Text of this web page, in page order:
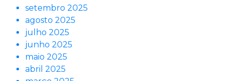
setembro 2025
agosto 2025
julho 2025
junho 2025
maio 2025
abril 2025